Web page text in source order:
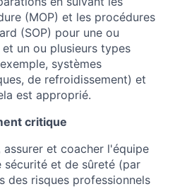
(MOP) et les procédures
(SOP) pour une ou
un ou plusieurs types
systèmes
de refroidissement) et
est approprié.
critique
assurer et coacher l'équipe
sécurité et de sûreté (par
des risques professionnels